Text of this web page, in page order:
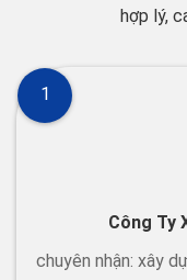
hợp lý,
Công Ty
chuyên nhận: xây
1